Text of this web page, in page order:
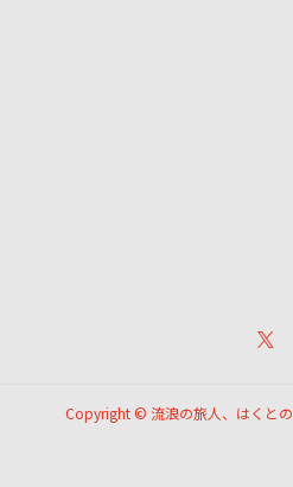
Copyright © 流浪の旅人、はくと